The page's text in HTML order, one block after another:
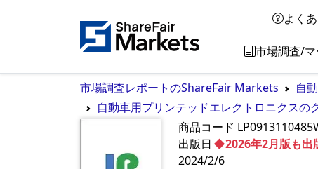
よく
市場調査/
市場調査レポートのShareFair Markets 自
自動車用プリンテッドエレクトロニクス
商品コード
◆2026年2月版も出
出版日
2024/2/6